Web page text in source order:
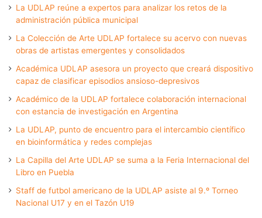
La UDLAP reúne a expertos para analizar los retos de la
administración pública municipal
La Colección de Arte UDLAP fortalece su acervo con nuevas
obras de artistas emergentes y consolidados
Académica UDLAP asesora un proyecto que creará dispositivo
capaz de clasificar episodios ansioso-depresivos
Académico de la UDLAP fortalece colaboración internacional
con estancia de investigación en Argentina
La UDLAP, punto de encuentro para el intercambio científico
en bioinformática y redes complejas
La Capilla del Arte UDLAP se suma a la Feria Internacional del
Libro en Puebla
Staff de futbol americano de la UDLAP asiste al 9.º Torneo
Nacional U17 y en el Tazón U19